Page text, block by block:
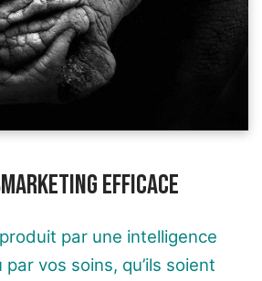
efficace
par une intelligence
vos soins, qu’ils soient